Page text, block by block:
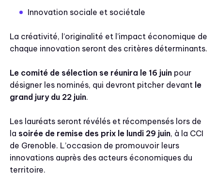
Innovation sociale et sociétale
La créativité, l’originalité et l’impact économique de
chaque innovation seront des critères déterminants.
Le comité de sélection se réunira le 16 juin pour
désigner les nominés, qui devront pitcher devant le
grand jury du 22 juin.
Les lauréats seront révélés et récompensés lors de
la soirée de remise des prix le lundi 29 juin, à la CCI
de Grenoble. L’occasion de promouvoir leurs
innovations auprès des acteurs économiques du
territoire.